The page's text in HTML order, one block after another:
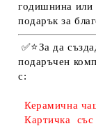
годишнина или
подарък за
✅⭐За да
подаръчен
с:
Керамична
Картичка